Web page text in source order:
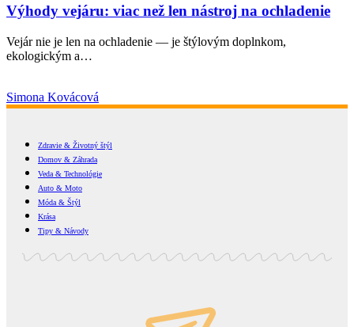
Výhody vejáru: viac než len nástroj na ochladenie
Vejár nie je len na ochladenie — je štýlovým doplnkom,
ekologickým a…
Simona Kovácová
Zdravie & Životný štýl
Domov & Záhrada
Veda & Technológie
Auto & Moto
Móda & Štýl
Krása
Tipy & Návody